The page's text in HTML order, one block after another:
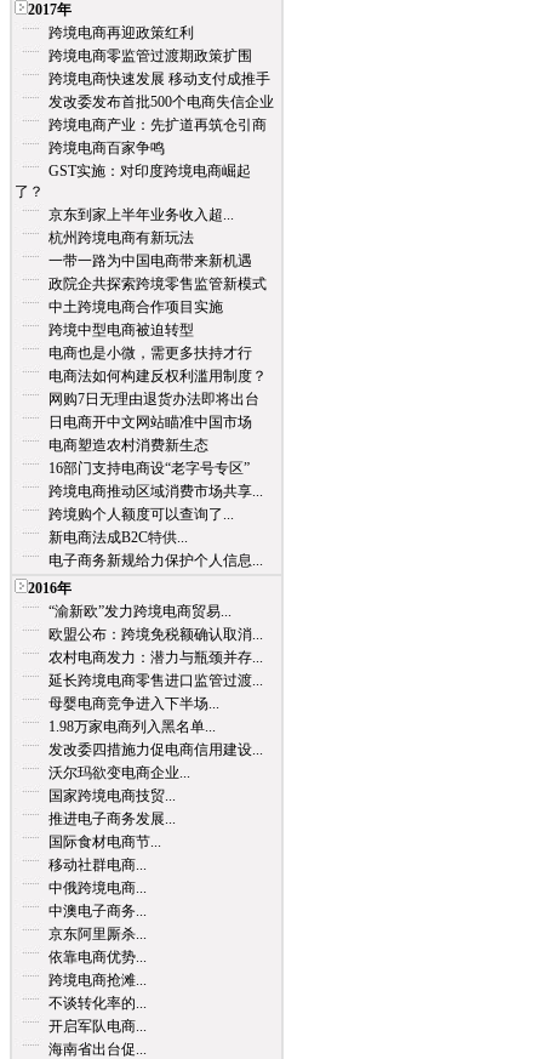
2017年
跨境电商再迎政策红利
跨境电商零监管过渡期政策扩围
跨境电商快速发展 移动支付成推手
发改委发布首批500个电商失信企业
跨境电商产业：先扩道再筑仓引商
跨境电商百家争鸣
GST实施：对印度跨境电商崛起
了？
京东到家上半年业务收入超...
杭州跨境电商有新玩法
一带一路为中国电商带来新机遇
政院企共探索跨境零售监管新模式
中土跨境电商合作项目实施
跨境中型电商被迫转型
电商也是小微，需更多扶持才行
电商法如何构建反权利滥用制度？
网购7日无理由退货办法即将出台
日电商开中文网站瞄准中国市场
电商塑造农村消费新生态
16部门支持电商设“老字号专区”
跨境电商推动区域消费市场共享...
跨境购个人额度可以查询了...
新电商法成B2C特供...
电子商务新规给力保护个人信息...
2016年
“渝新欧”发力跨境电商贸易...
欧盟公布：跨境免税额确认取消...
农村电商发力：潜力与瓶颈并存...
延长跨境电商零售进口监管过渡...
母婴电商竞争进入下半场...
1.98万家电商列入黑名单...
发改委四措施力促电商信用建设...
沃尔玛欲变电商企业...
国家跨境电商技贸...
推进电子商务发展...
国际食材电商节...
移动社群电商...
中俄跨境电商...
中澳电子商务...
京东阿里厮杀...
依靠电商优势...
跨境电商抢滩...
不谈转化率的...
开启军队电商...
海南省出台促...